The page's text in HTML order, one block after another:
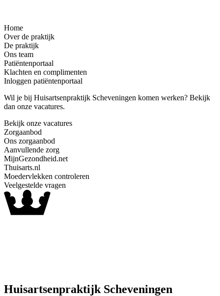
Home
Over de praktijk
De praktijk
Ons team
Patiëntenportaal
Klachten en complimenten
Inloggen patiëntenportaal
Wil je bij Huisartsenpraktijk Scheveningen komen werken? Bekijk
dan onze vacatures.
Bekijk onze vacatures
Zorgaanbod
Ons zorgaanbod
Aanvullende zorg
MijnGezondheid.net
Thuisarts.nl
Moedervlekken controleren
Veelgestelde vragen
Huisartsenpraktijk Scheveningen